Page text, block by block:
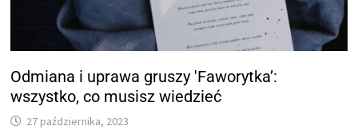
Odmiana i uprawa gruszy 'Faworytka’:
wszystko, co musisz wiedzieć
27 października, 2023